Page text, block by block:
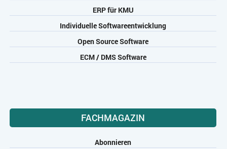
ERP für KMU
Individuelle Softwareentwicklung
Open Source Software
ECM / DMS Software
FACHMAGAZIN
Abonnieren